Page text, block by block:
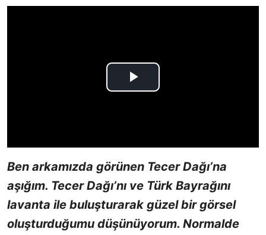
Ben arkamızda görünen Tecer Dağı’na
aşığım. Tecer Dağı’nı ve Türk Bayrağını
lavanta ile buluşturarak güzel bir görsel
oluşturduğumu düşünüyorum. Normalde